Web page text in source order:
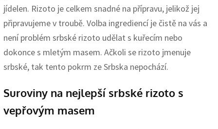
jídelen. Rizoto je celkem snadné na přípravu, jelikož jej
připravujeme v troubě. Volba ingrediencí je čistě na vás a
není problém srbské rizoto udělat s kuřecím nebo
dokonce s mletým masem. Ačkoli se rizoto jmenuje
srbské, tak tento pokrm ze Srbska nepochází.
Suroviny na nejlepší srbské rizoto s
vepřovým masem